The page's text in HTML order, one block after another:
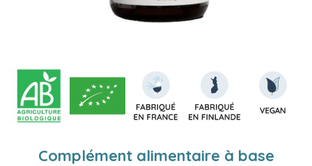
Complément alimentaire à base